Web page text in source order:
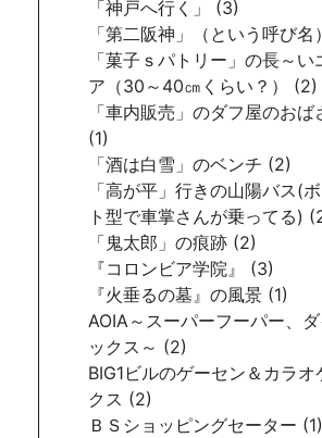
「神戸へ行く」 (3)
「第二阪神」（という呼び名
「菓子ｓパトリー」の長～い
ア（30～40㎝くらい？） (2)
「車内販売」のダフ屋のおば
(1)
「酒は白雪」のベンチ (2)
「高が平」行きの山陽バス(
ト型で車掌さんが乗ってる)
「鬼太郎」の痕跡 (2)
『コロンビア学院』 (3)
『火垂るの墓』の風景 (1)
AOIA～スーパーフーパー、
ックス～ (2)
BIG1ビルのゲーセン＆カラオ
クス (2)
ＢＳショッピングセーター (1)